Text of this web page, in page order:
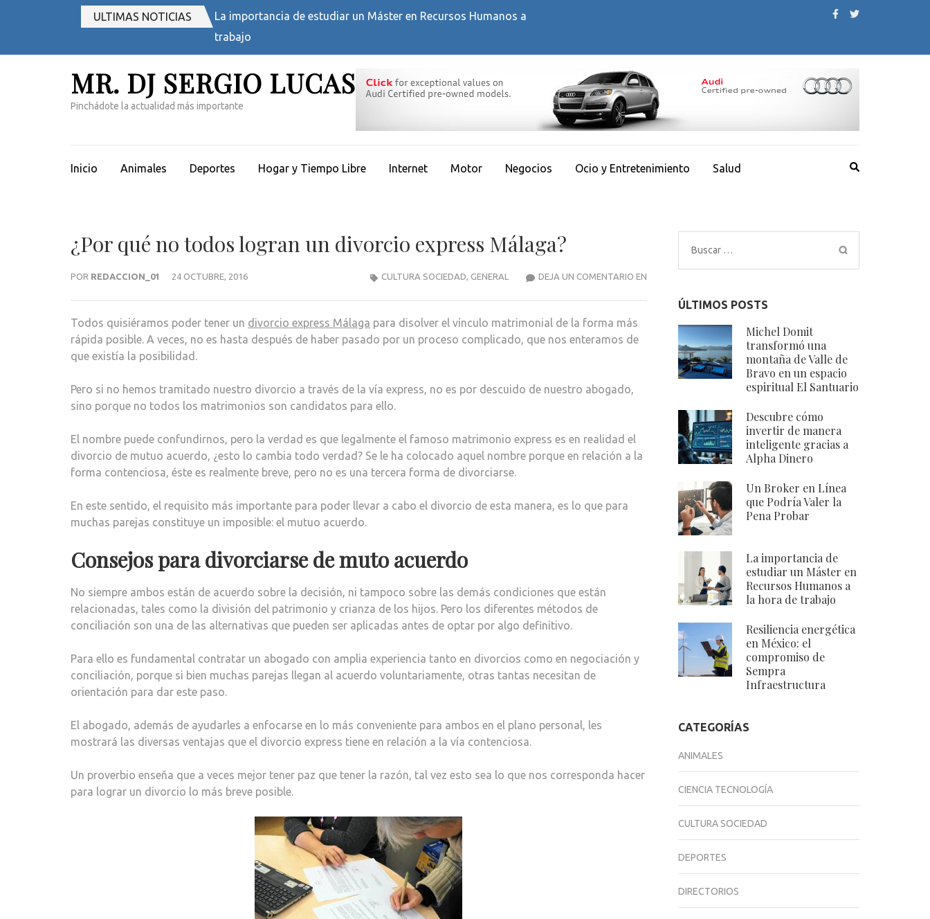
(presiona
ULTIMAS NOTICIAS
La importancia de estudiar un Máster en Recursos Humanos a la hora de
trabajo
MR. DJ SERGIO LUCAS
Pinchádote la actualidad más importante
Inicio Animales Deportes Hogar y Tiempo Libre Internet Motor Negocios Ocio y Entretenimiento Salud
¿Por qué no todos logran un divorcio express Málaga?
POR REDACCION_01 24 OCTUBRE, 2016 DEJA UN COMENTARIO EN¿POR
LOGRAN
DIVORCIO
MÁLAGA?
CULTURA SOCIEDAD, GENERAL
Todos quisiéramos poder tener un divorcio express Málaga para disolver el vínculo matrimonial de la forma más
rápida posible. A veces, no es hasta después de haber pasado por un proceso complicado, que nos enteramos de
que existía la posibilidad.
Pero si no hemos tramitado nuestro divorcio a través de la vía express, no es por descuido de nuestro abogado,
sino porque no todos los matrimonios son candidatos para ello.
El nombre puede confundirnos, pero la verdad es que legalmente el famoso matrimonio express es en realidad el
divorcio de mutuo acuerdo, ¿esto lo cambia todo verdad? Se le ha colocado aquel nombre porque en relación a la
forma contenciosa, éste es realmente breve, pero no es una tercera forma de divorciarse.
En este sentido, el requisito más importante para poder llevar a cabo el divorcio de esta manera, es lo que para
muchas parejas constituye un imposible: el mutuo acuerdo.
Consejos para divorciarse de muto acuerdo
No siempre ambos están de acuerdo sobre la decisión, ni tampoco sobre las demás condiciones que están
relacionadas, tales como la división del patrimonio y crianza de los hijos. Pero los diferentes métodos de
conciliación son una de las alternativas que pueden ser aplicadas antes de optar por algo definitivo.
Para ello es fundamental contratar un abogado con amplia experiencia tanto en divorcios como en negociación y
conciliación, porque si bien muchas parejas llegan al acuerdo voluntariamente, otras tantas necesitan de
orientación para dar este paso.
El abogado, además de ayudarles a enfocarse en lo más conveniente para ambos en el plano personal, les
mostrará las diversas ventajas que el divorcio express tiene en relación a la vía contenciosa.
Un proverbio enseña que a veces mejor tener paz que tener la razón, tal vez esto sea lo que nos corresponda hacer
para lograr un divorcio lo más breve posible.
Buscar:
ÚLTIMOS POSTS
Michel Domit
transformó una
montaña de Valle de
Bravo en un espacio
espiritual El Santuario
Descubre cómo
invertir de manera
inteligente gracias a
Alpha Dinero
Un Broker en Línea
que Podría Valer la
Pena Probar
La importancia de
estudiar un Máster en
Recursos Humanos a
la hora de trabajo
Resiliencia energética
en México: el
compromiso de
Sempra
Infraestructura
CATEGORÍAS
ANIMALES
CIENCIA TECNOLOGÍA
CULTURA SOCIEDAD
DEPORTES
DIRECTORIOS